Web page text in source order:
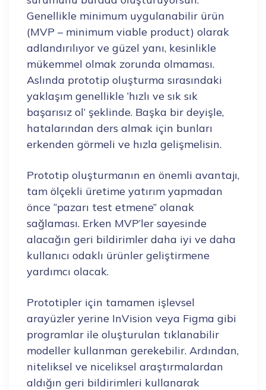
Genellikle minimum uygulanabilir ürün
(MVP – minimum viable product) olarak
adlandırılıyor ve güzel yanı, kesinlikle
mükemmel olmak zorunda olmaması.
Aslında prototip oluşturma sırasındaki
yaklaşım genellikle ‘hızlı ve sık sık
başarısız ol’ şeklinde. Başka bir deyişle,
hatalarından ders almak için bunları
erkenden görmeli ve hızla gelişmelisin.
Prototip oluşturmanın en önemli avantajı,
tam ölçekli üretime yatırım yapmadan
önce “pazarı test etmene” olanak
sağlaması. Erken MVP’ler sayesinde
alacağın geri bildirimler daha iyi ve daha
kullanıcı odaklı ürünler geliştirmene
yardımcı olacak.
Prototipler için tamamen işlevsel
arayüzler yerine InVision veya Figma gibi
programlar ile oluşturulan tıklanabilir
modeller kullanman gerekebilir. Ardından,
niteliksel ve niceliksel araştırmalardan
aldığın geri bildirimleri kullanarak